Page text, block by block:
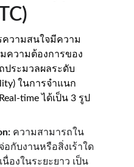
ความสนใจมีความ
ความต้องการของ
ประมวลผลระดับ
ในการจำแนก
time ได้เป็น 3 รูป
ความสามารถใน
กับงานหรือสิ่งเร้าใด
นื่องในระยะยาว เป็น